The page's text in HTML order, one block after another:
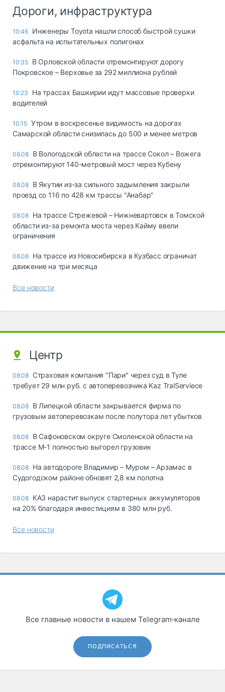
Дороги, инфраструктура
10:46 Инженеры Toyota нашли способ быстрой сушки
асфальта на испытательных полигонах
10:35 В Орловской области отремонтируют дорогу
Покровское – Верховье за 292 миллиона рублей
10:23
На трассах Башкирии идут массовые проверки
водителей
10:15 Утром в воскресенье видимость на дорогах
Самарской области снизилась до 500 и менее метров
08.08 В Вологодской области на трассе Сокол – Вожега
отремонтируют 140-метровый мост через Кубену
08.08 В Якутии из-за сильного задымления закрыли
проезд со 116 по 428 км трассы "Анабар"
08.08 На трассе Стрежевой – Нижневартовск в Томской
области из-за ремонта моста через Кайму ввели
ограничения
08.08 На трассе из Новосибирска в Кузбасс ограничат
движение на три месяца
Все новости
Центр
08.08 Страховая компания "Пари" через суд в Туле
требует 29 млн руб. с автоперевозчика Kaz TralServiece
08.08 В Липецкой области закрывается фирма по
грузовым автоперевозкам после полутора лет убытков
08.08 В Сафоновском округе Смоленской области на
трассе М-1 полностью выгорел грузовик
08.08 На автодороге Владимир – Муром – Арзамас в
Судогодском районе обновят 2,8 км полотна
08.08 КАЗ нарастит выпуск стартерных аккумуляторов
на 20% благодаря инвестициям в 380 млн руб.
Все новости
Все главные новости в нашем Telegram‑канале
ПОДПИСАТЬСЯ